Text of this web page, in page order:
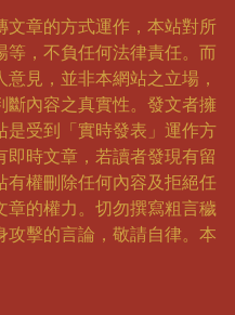
文章的方式運作，本站對所
等，不負任何法律責任。而
見，並非本網站之立場，
斷內容之真實性。發文者擁
是受到「實時發表」運作方
時文章，若讀者發現有留
有權刪除任何內容及拒絕任
章的權力。切勿撰寫粗言穢
攻擊的言論，敬請自律。本